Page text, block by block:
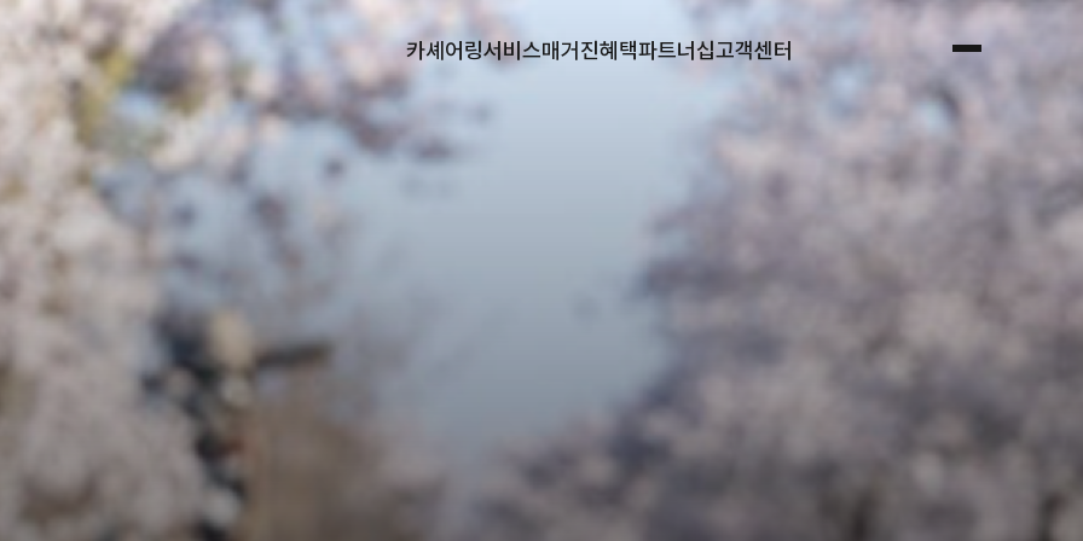
카셰어링서비스매거진혜택파트너십고객센터 전체메뉴